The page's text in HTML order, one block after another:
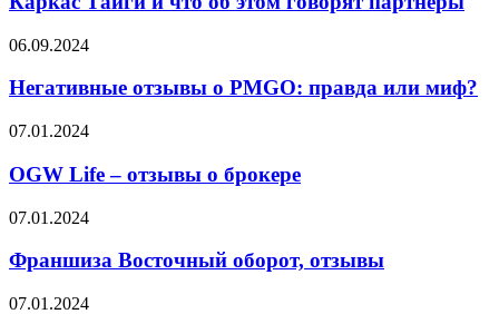
о
Тайги
что
этом
партнёры
Негативные
о
правда
миф?
06.09.2024
Негативные отзывы о PMGO: правда или миф?
OGW
–
отзывы
о
брокере
07.01.2024
OGW Life – отзывы о брокере
Франшиза
оборот,
отзывы
07.01.2024
Франшиза Восточный оборот, отзывы
Ares
07.01.2024